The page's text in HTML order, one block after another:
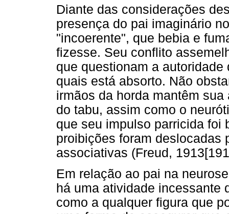
Diante das considerações
presença do pai imaginário
"incoerente", que bebia e
fizesse. Seu conflito
que questionam a
quais está absorto. Não
irmãos da horda mantêm
do tabu, assim como o
que seu impulso parricida foi
proibições foram deslocadas
associativas (Freud,
Em relação ao pai na
há uma atividade incessante
como a qualquer figura que